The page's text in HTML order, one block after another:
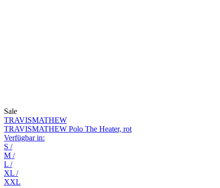
Sale
TRAVISMATHEW
TRAVISMATHEW Polo The Heater, rot
Verfügbar in:
S /
M /
L /
XL /
XXL